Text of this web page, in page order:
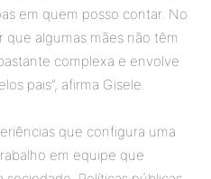
em quem posso contar. No
algumas mães não têm
complexa e envolve
pais”, afirma Gisele.
que configura uma
em equipe que